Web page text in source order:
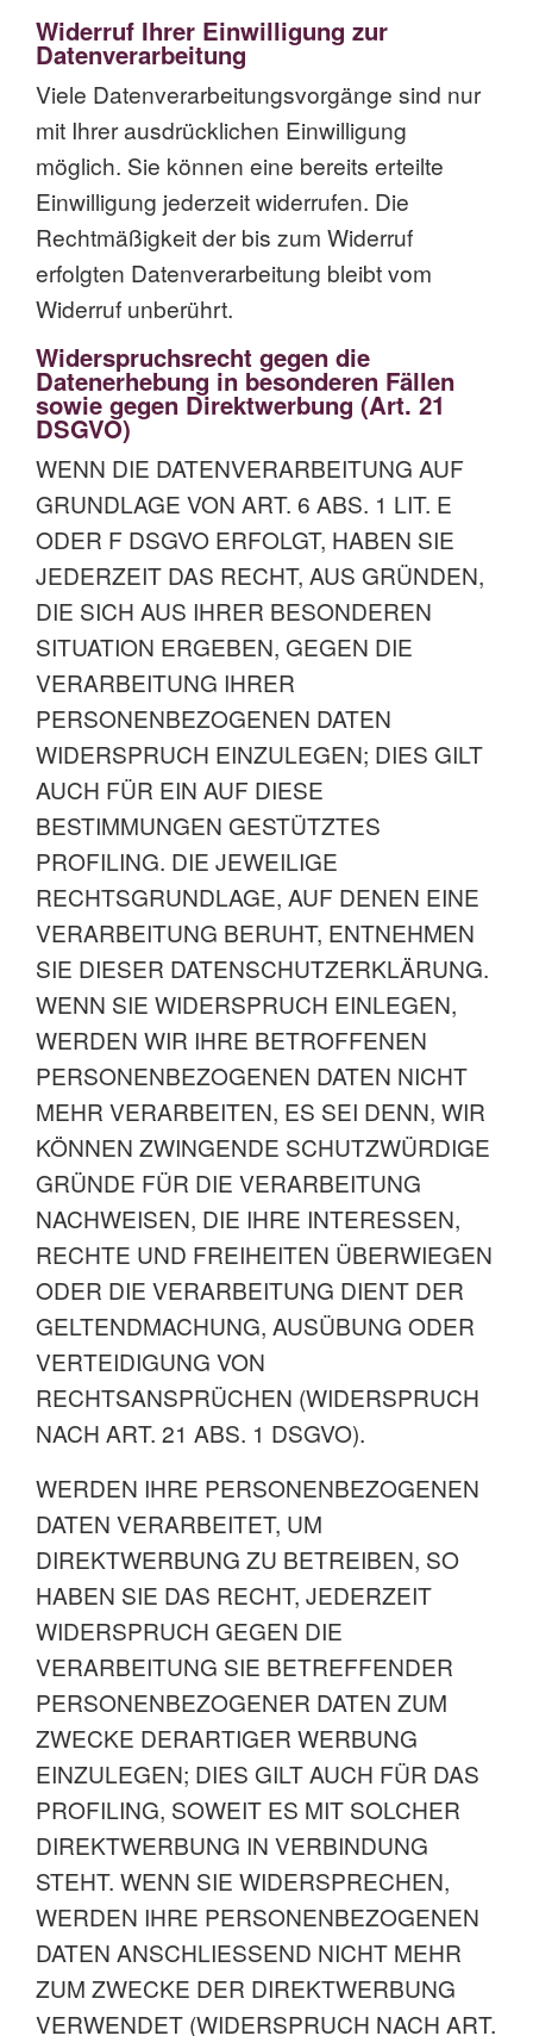
Widerruf Ihrer Einwilligung zur
Datenverarbeitung
Viele Datenverarbeitungsvorgänge sind nur
mit Ihrer ausdrücklichen Einwilligung
möglich. Sie können eine bereits erteilte
Einwilligung jederzeit widerrufen. Die
Rechtmäßigkeit der bis zum Widerruf
erfolgten Datenverarbeitung bleibt vom
Widerruf unberührt.
Widerspruchsrecht gegen die
Datenerhebung in besonderen Fällen
sowie gegen Direktwerbung (Art. 21
DSGVO)
WENN DIE DATENVERARBEITUNG AUF
GRUNDLAGE VON ART. 6 ABS. 1 LIT. E
ODER F DSGVO ERFOLGT, HABEN SIE
JEDERZEIT DAS RECHT, AUS GRÜNDEN,
DIE SICH AUS IHRER BESONDEREN
SITUATION ERGEBEN, GEGEN DIE
VERARBEITUNG IHRER
PERSONENBEZOGENEN DATEN
WIDERSPRUCH EINZULEGEN; DIES GILT
AUCH FÜR EIN AUF DIESE
BESTIMMUNGEN GESTÜTZTES
PROFILING. DIE JEWEILIGE
RECHTSGRUNDLAGE, AUF DENEN EINE
VERARBEITUNG BERUHT, ENTNEHMEN
SIE DIESER DATENSCHUTZERKLÄRUNG.
WENN SIE WIDERSPRUCH EINLEGEN,
WERDEN WIR IHRE BETROFFENEN
PERSONENBEZOGENEN DATEN NICHT
MEHR VERARBEITEN, ES SEI DENN, WIR
KÖNNEN ZWINGENDE SCHUTZWÜRDIGE
GRÜNDE FÜR DIE VERARBEITUNG
NACHWEISEN, DIE IHRE INTERESSEN,
RECHTE UND FREIHEITEN ÜBERWIEGEN
ODER DIE VERARBEITUNG DIENT DER
GELTENDMACHUNG, AUSÜBUNG ODER
VERTEIDIGUNG VON
RECHTSANSPRÜCHEN (WIDERSPRUCH
NACH ART. 21 ABS. 1 DSGVO).
WERDEN IHRE PERSONENBEZOGENEN
DATEN VERARBEITET, UM
DIREKTWERBUNG ZU BETREIBEN, SO
HABEN SIE DAS RECHT, JEDERZEIT
WIDERSPRUCH GEGEN DIE
VERARBEITUNG SIE BETREFFENDER
PERSONENBEZOGENER DATEN ZUM
ZWECKE DERARTIGER WERBUNG
EINZULEGEN; DIES GILT AUCH FÜR DAS
PROFILING, SOWEIT ES MIT SOLCHER
DIREKTWERBUNG IN VERBINDUNG
STEHT. WENN SIE WIDERSPRECHEN,
WERDEN IHRE PERSONENBEZOGENEN
DATEN ANSCHLIESSEND NICHT MEHR
ZUM ZWECKE DER DIREKTWERBUNG
VERWENDET (WIDERSPRUCH NACH ART.